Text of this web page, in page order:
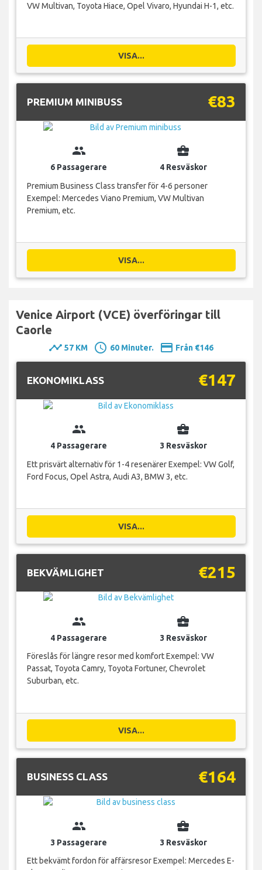
VW Multivan, Toyota Hiace, Opel Vivaro, Hyundai H-1, etc.
VISA...
PREMIUM MINIBUSS €83
group
6 Passagerare
business_center
4 Resväskor
Premium Business Class transfer för 4-6 personer
Exempel: Mercedes Viano Premium, VW Multivan
Premium, etc.
VISA...
Venice Airport (VCE) överföringar till
Caorle
timeline 57 KM schedule 60 Minuter. payment Från €146
EKONOMIKLASS €147
group
4 Passagerare
business_center
3 Resväskor
Ett prisvärt alternativ för 1-4 resenärer Exempel: VW Golf,
Ford Focus, Opel Astra, Audi A3, BMW 3, etc.
VISA...
BEKVÄMLIGHET €215
group
4 Passagerare
business_center
3 Resväskor
Föreslås för längre resor med komfort Exempel: VW
Passat, Toyota Camry, Toyota Fortuner, Chevrolet
Suburban, etc.
VISA...
BUSINESS CLASS €164
group
3 Passagerare
business_center
3 Resväskor
Ett bekvämt fordon för affärsresor Exempel: Mercedes E-